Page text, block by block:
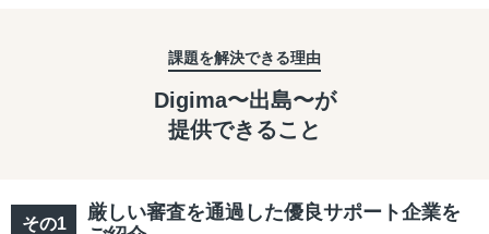
課題を解決できる理由
Digima〜出島〜が
提供できること
厳しい審査を通過した優良サポート企業を